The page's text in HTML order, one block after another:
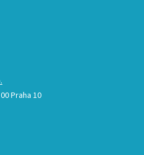
Praha 10